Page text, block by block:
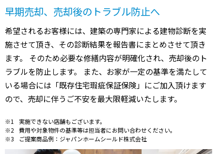
早期売却、売却後のトラブル防止へ
希望されるお客様には、建築の専門家による建物診断を実
施させて頂き、その診断結果を報告書にまとめさせて頂き
ます。 そのため必要な修繕内容が明確化され、売却後のト
ラブルを防止します。 また、お家が一定の基準を満たして
いる場合には「既存住宅瑕疵保証保険」にご加入頂けます
ので、売却に伴うご不安を最大限軽減いたします。
実施できない店舗もございます。
費用や対象物件の基準等は担当者にお問い合わせください。
ご提案商品例：ジャパンホームシールド株式会社